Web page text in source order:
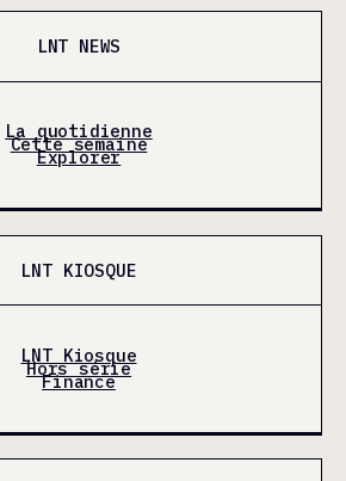
LNT NEWS
La quotidienne
Cette semaine
Explorer
LNT KIOSQUE
LNT Kiosque
Hors série
Finance